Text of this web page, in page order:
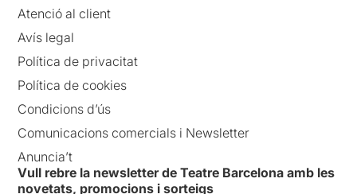
Atenció al client
Avís legal
Política de privacitat
Política de cookies
Condicions d’ús
Comunicacions comercials i Newsletter
Anuncia’t
Vull rebre la newsletter de Teatre Barcelona amb les
novetats, promocions i sorteigs